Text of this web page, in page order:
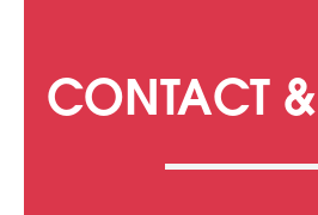
CONTACT